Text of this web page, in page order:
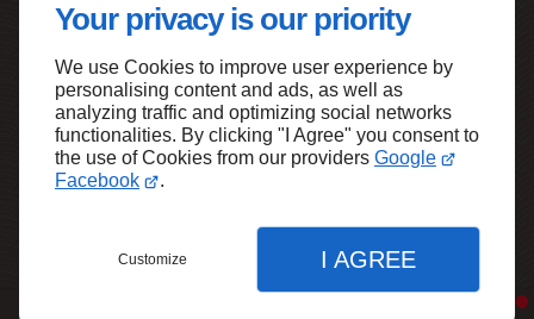
Your privacy is our priority
We use Cookies to improve user experience by
personalising content and ads, as well as
analyzing traffic and optimizing social networks
functionalities. By clicking "I Agree" you consent to
the use of Cookies from our providers Google
Facebook
.
Customize I AGREE
Haut de page